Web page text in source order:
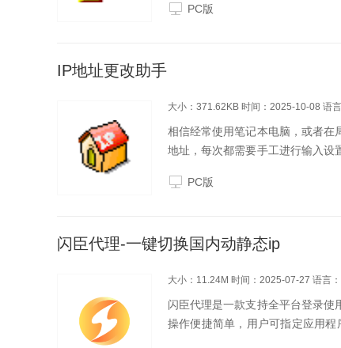
PC版
IP地址更改助手
大小：371.62KB 时间：2025-10-08 语
相信经常使用笔记本电脑，或者在
地址，每次都需要手工进行输入设
PC版
闪臣代理-一键切换国内动静态ip
大小：11.24M 时间：2025-07-27 语言
闪臣代理是一款支持全平台登录使
操作便捷简单，用户可指定应用
质量动静态IP代理----免费体验千